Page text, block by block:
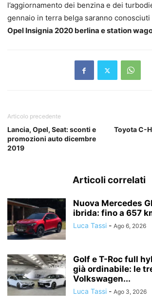
l’aggiornamento dei benzina e dei
gennaio in terra belga saranno conosciuti
Opel Insignia 2020 berlina e station
Articolo precedente
Lancia, Opel, Seat: sconti e
promozioni auto dicembre
2019
Toyota C-
Articoli correlati
Nuova Mercedes
ibrida: fino a 657
Luca Tassi - Ago 6, 2026
Golf e T-Roc full
già ordinabile: le
Volkswagen...
Luca Tassi - Ago 3, 2026